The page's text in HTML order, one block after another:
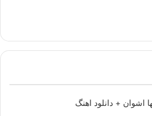
اشوان + دانلود اهنگ